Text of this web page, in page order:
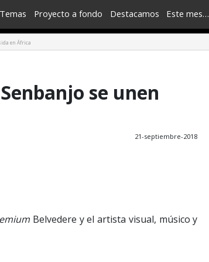
Proyecto a fondo Destacamos Este mes…
en África
se unen
21-septiembre-2018
Belvedere y el artista visual, músico y